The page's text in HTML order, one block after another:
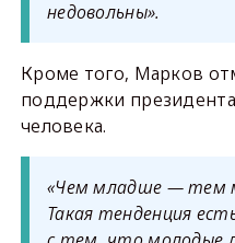
недовольны».
Кроме того, Марков
поддержки
человека.
«Чем младше —тем
Такая тенденция